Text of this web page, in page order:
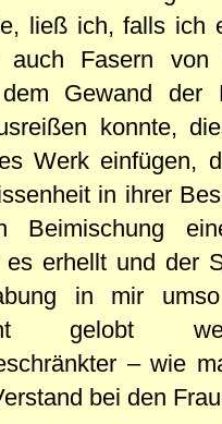
ließ ich, falls ich
auch Fasern von
Gewand der
konnte,
Werk einfügen,
in ihrer
Beimischung
es erhellt und der
in mir
gelobt
– wie
bei den